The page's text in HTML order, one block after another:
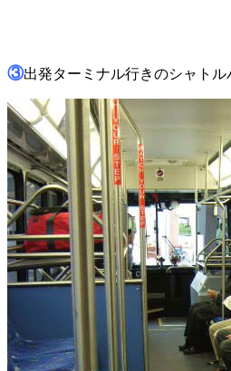
③出発ターミナル行きのシャトル